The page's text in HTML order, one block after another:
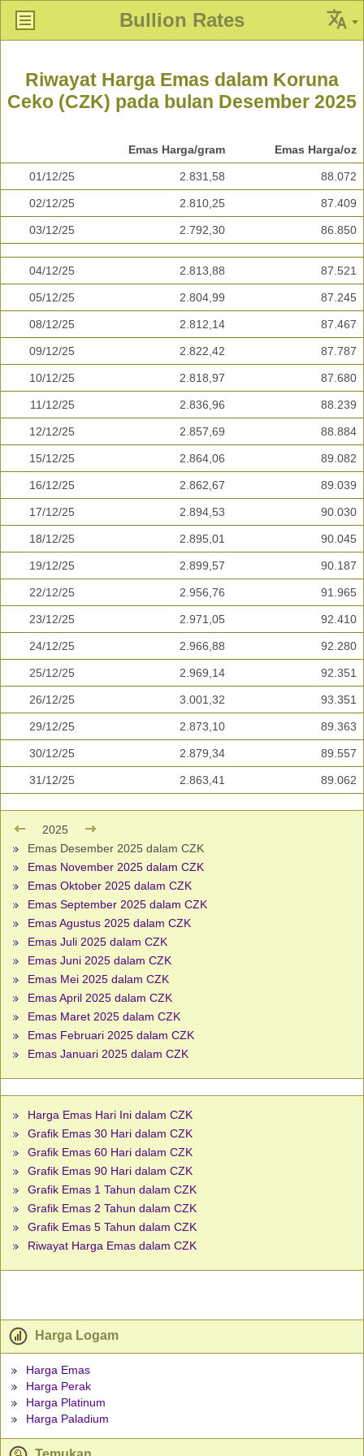
Bullion Rates
Riwayat Harga Emas dalam Koruna
Ceko (CZK) pada bulan Desember 2025
Emas Harga/gram Emas Harga/oz
01/12/25 2.831,58 88.072
02/12/25 2.810,25 87.409
03/12/25 2.792,30 86.850
04/12/25 2.813,88 87.521
05/12/25 2.804,99 87.245
08/12/25 2.812,14 87.467
09/12/25 2.822,42 87.787
10/12/25 2.818,97 87.680
11/12/25 2.836,96 88.239
12/12/25 2.857,69 88.884
15/12/25 2.864,06 89.082
16/12/25 2.862,67 89.039
17/12/25 2.894,53 90.030
18/12/25 2.895,01 90.045
19/12/25 2.899,57 90.187
22/12/25 2.956,76 91.965
23/12/25 2.971,05 92.410
24/12/25 2.966,88 92.280
25/12/25 2.969,14 92.351
26/12/25 3.001,32 93.351
29/12/25 2.873,10 89.363
30/12/25 2.879,34 89.557
31/12/25 2.863,41 89.062
2025
Emas Desember 2025 dalam CZK
Emas November 2025 dalam CZK
Emas Oktober 2025 dalam CZK
Emas September 2025 dalam CZK
Emas Agustus 2025 dalam CZK
Emas Juli 2025 dalam CZK
Emas Juni 2025 dalam CZK
Emas Mei 2025 dalam CZK
Emas April 2025 dalam CZK
Emas Maret 2025 dalam CZK
Emas Februari 2025 dalam CZK
Emas Januari 2025 dalam CZK
Harga Emas Hari Ini dalam CZK
Grafik Emas 30 Hari dalam CZK
Grafik Emas 60 Hari dalam CZK
Grafik Emas 90 Hari dalam CZK
Grafik Emas 1 Tahun dalam CZK
Grafik Emas 2 Tahun dalam CZK
Grafik Emas 5 Tahun dalam CZK
Riwayat Harga Emas dalam CZK
Harga Logam
Harga Emas
Harga Perak
Harga Platinum
Harga Paladium